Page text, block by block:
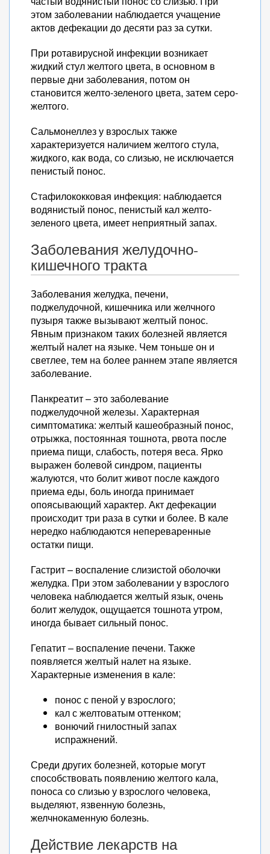
этом заболевании наблюдается учащение
актов дефекации до десяти раз за сутки.
При ротавирусной инфекции возникает
жидкий стул желтого цвета, в основном в
первые дни заболевания, потом он
становится желто-зеленого цвета, затем серо-
желтого.
Сальмонеллез у взрослых также
характеризуется наличием желтого стула,
жидкого, как вода, со слизью, не исключается
пенистый понос.
Стафилококковая инфекция: наблюдается
водянистый понос, пенистый кал желто-
зеленого цвета, имеет неприятный запах.
Заболевания желудочно-
кишечного тракта
Заболевания желудка, печени,
поджелудочной, кишечника или желчного
пузыря также вызывают желтый понос.
Явным признаком таких болезней является
желтый налет на языке. Чем тоньше он и
светлее, тем на более раннем этапе является
заболевание.
Панкреатит – это заболевание
поджелудочной железы. Характерная
симптоматика: желтый кашеобразный понос,
отрыжка, постоянная тошнота, рвота после
приема пищи, слабость, потеря веса. Ярко
выражен болевой синдром, пациенты
жалуются, что болит живот после каждого
приема еды, боль иногда принимает
опоясывающий характер. Акт дефекации
происходит три раза в сутки и более. В кале
нередко наблюдаются непереваренные
остатки пищи.
Гастрит – воспаление слизистой оболочки
желудка. При этом заболевании у взрослого
человека наблюдается желтый язык, очень
болит желудок, ощущается тошнота утром,
иногда бывает сильный понос.
Гепатит – воспаление печени. Также
появляется желтый налет на языке.
Характерные изменения в кале:
понос с пеной у взрослого;
кал с желтоватым оттенком;
вонючий гнилостный запах
испражнений.
Среди других болезней, которые могут
способствовать появлению желтого кала,
поноса со слизью у взрослого человека,
выделяют, язвенную болезнь,
желчнокаменную болезнь.
Действие лекарств на